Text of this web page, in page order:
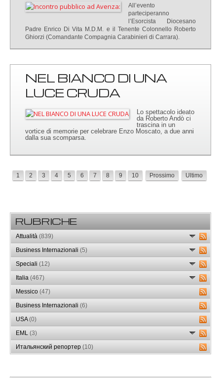
All’evento
parteciperanno
l’Esorcista Diocesano
Padre Enrico Di Vita M.D.M. e il Tenente Colonnello Roberto
Ghiorzi (Comandante Compagnia Carabinieri di Carrara).
NEL BIANCO DI UNA
LUCE CRUDA
Lo spettacolo ideato
da Roberto Andò ci
trascina in un
vortice di memorie per celebrare Enzo Moscato, a due anni
dalla sua scomparsa.
1 2 3 4 5 6 7 8 9 10 Prossimo Ultimo
RUBRICHE
Attualità (839)
Business Internazionali (5)
Speciali (12)
Italia (467)
Messico (47)
Business Internazionali (6)
USA(0)
EML (3)
Итальянский репортер (10)